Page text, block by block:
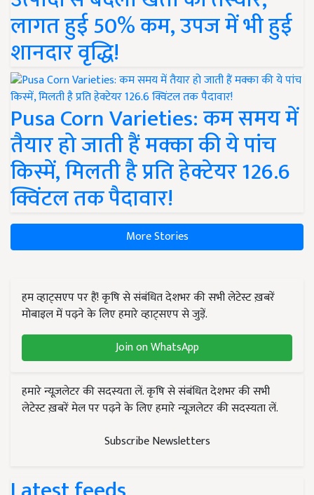
लागत हुई 50% कम, उपज में भी हुई
शानदार वृद्धि!
Pusa Corn Varieties: कम समय में
तैयार हो जाती हैं मक्का की ये पांच
किस्में, मिलती है प्रति हेक्टेयर 126.6
क्विंटल तक पैदावार!
More Stories
हम व्हाट्सएप पर हैं! कृषि से संबंधित देशभर की सभी लेटेस्ट ख़बरें
मोबाइल में पढ़ने के लिए हमारे व्हाट्सएप से जुड़ें.
Join on WhatsApp
हमारे न्यूज़लेटर की सदस्यता लें. कृषि से संबंधित देशभर की सभी
लेटेस्ट ख़बरें मेल पर पढ़ने के लिए हमारे न्यूज़लेटर की सदस्यता लें.
Subscribe Newsletters